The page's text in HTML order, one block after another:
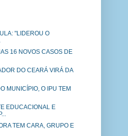
"LIDEROU O
16 NOVOS CASOS DE
DO CEARÁ VIRÁ DA
MUNICÍPIO, O IPU TEM
EDUCACIONAL E
TEM CARA, GRUPO E